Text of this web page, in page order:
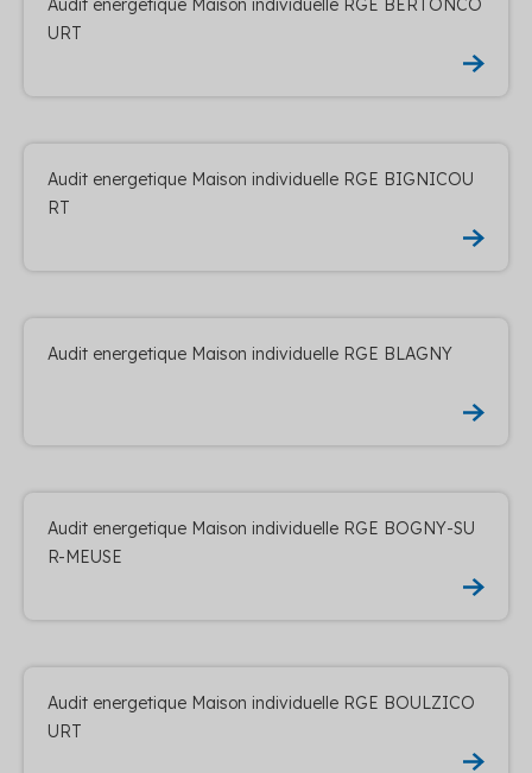
URT
Audit energetique Maison individuelle RGE BIGNICOU
RT
Audit energetique Maison individuelle RGE BLAGNY
Audit energetique Maison individuelle RGE BOGNY-SU
R-MEUSE
Audit energetique Maison individuelle RGE BOULZICO
URT